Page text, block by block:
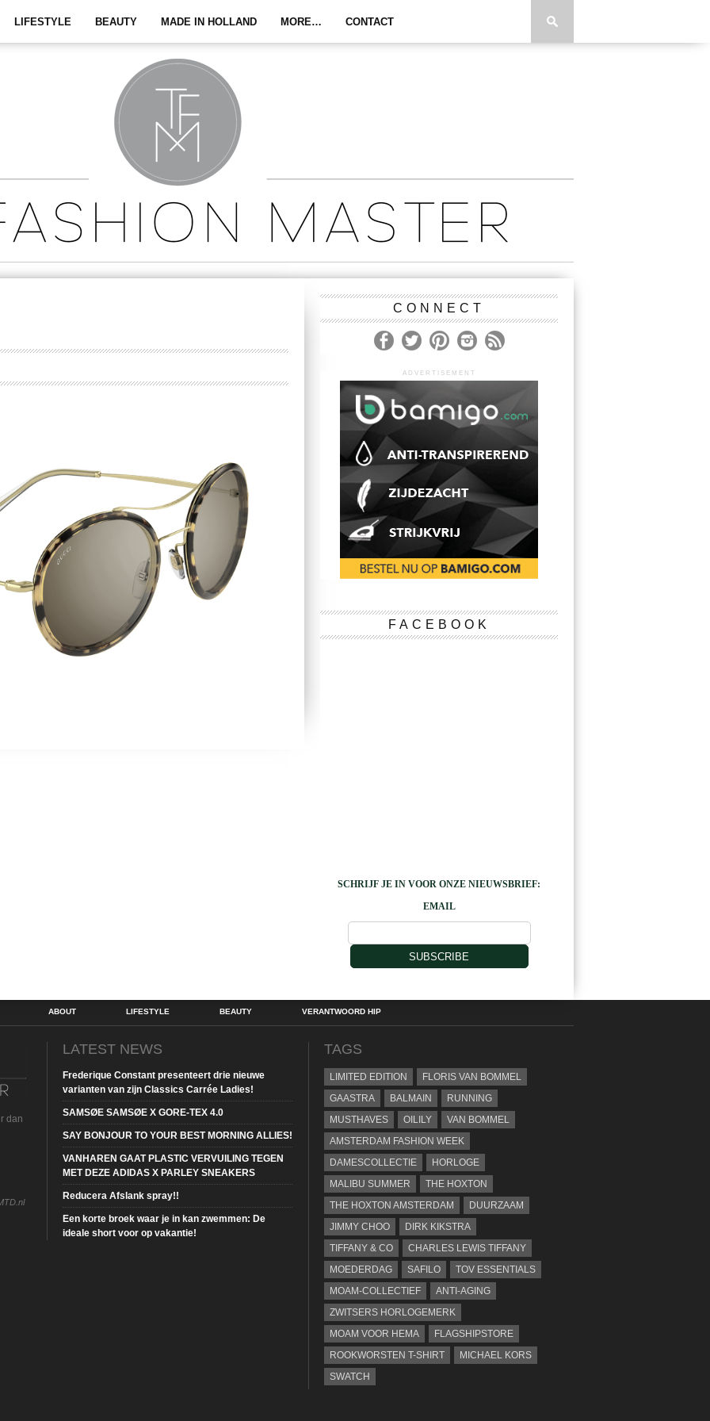
LIFESTYLE BEAUTY MADE IN HOLLAND MORE… CONTACT
CONNECT
ADVERTISEMENT
FACEBOOK
SCHRIJF JE IN VOOR ONZE NIEUWSBRIEF:
EMAIL
SUBSCRIBE
ABOUT LIFESTYLE BEAUTY VERANTWOORD HIP
dan
LATEST NEWS
Frederique Constant presenteert drie nieuwe
varianten van zijn Classics Carrée Ladies!
SAMSØE SAMSØE X GORE-TEX 4.0
SAY BONJOUR TO YOUR BEST MORNING ALLIES!
VANHAREN GAAT PLASTIC VERVUILING TEGEN
MET DEZE ADIDAS X PARLEY SNEAKERS
Reducera Afslank spray!!
Een korte broek waar je in kan zwemmen: De
ideale short voor op vakantie!
TAGS
LIMITED EDITION
FLORIS VAN BOMMEL
GAASTRA
BALMAIN
RUNNING
MUSTHAVES
OILILY
VAN BOMMEL
AMSTERDAM FASHION WEEK
DAMESCOLLECTIE
HORLOGE
MALIBU SUMMER
THE HOXTON
THE HOXTON AMSTERDAM
DUURZAAM
JIMMY CHOO
DIRK KIKSTRA
TIFFANY & CO
CHARLES LEWIS TIFFANY
MOEDERDAG
SAFILO
TOV ESSENTIALS
MOAM-COLLECTIEF
ANTI-AGING
ZWITSERS HORLOGEMERK
MOAM VOOR HEMA
FLAGSHIPSTORE
ROOKWORSTEN T-SHIRT
MICHAEL KORS
SWATCH